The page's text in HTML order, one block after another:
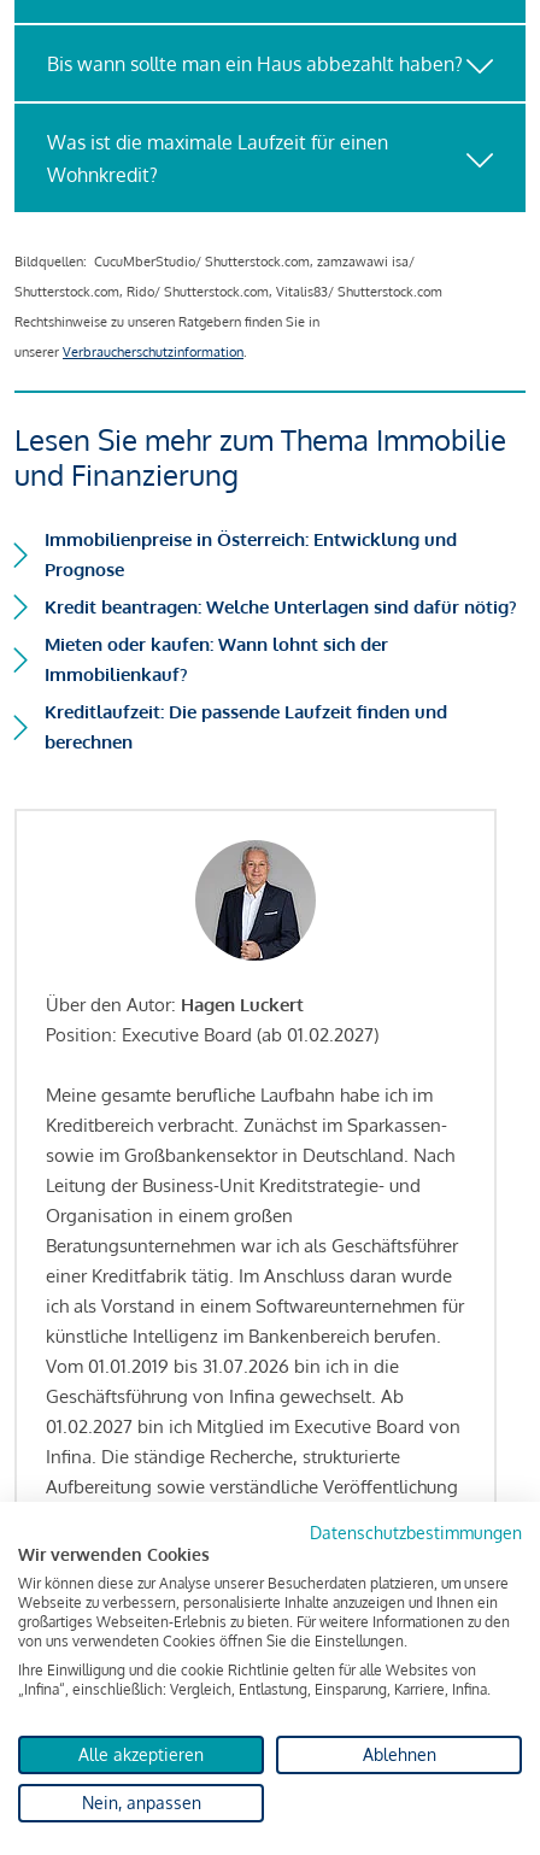
Bis wann sollte man ein Haus abbezahlt haben?
Was ist die maximale Laufzeit für einen
Wohnkredit?
Bildquellen: CucuMberStudio/ Shutterstock.com, zamzawawi isa/
Shutterstock.com, Rido/ Shutterstock.com, Vitalis83/ Shutterstock.com
Rechtshinweise zu unseren Ratgebern finden Sie in
unserer Verbraucherschutzinformation.
Lesen Sie mehr zum Thema Immobilie
und Finanzierung
Immobilienpreise in Österreich: Entwicklung und
Prognose
Kredit beantragen: Welche Unterlagen sind dafür nötig?
Mieten oder kaufen: Wann lohnt sich der
Immobilienkauf?
Kreditlaufzeit: Die passende Laufzeit finden und
berechnen
Über den Autor: Hagen Luckert
Position: Executive Board (ab 01.02.2027)
Meine gesamte berufliche Laufbahn habe ich im
Kreditbereich verbracht. Zunächst im Sparkassen-
sowie im Großbankensektor in Deutschland. Nach
Leitung der Business-Unit Kreditstrategie- und
Organisation in einem großen
Beratungsunternehmen war ich als Geschäftsführer
einer Kreditfabrik tätig. Im Anschluss daran wurde
ich als Vorstand in einem Softwareunternehmen für
künstliche Intelligenz im Bankenbereich berufen.
Vom 01.01.2019 bis 31.07.2026 bin ich in die
Geschäftsführung von Infina gewechselt. Ab
01.02.2027 bin ich Mitglied im Executive Board von
Infina. Die ständige Recherche, strukturierte
Aufbereitung sowie verständliche Veröffentlichung
Kreditgeschäft gehören zu den wesentlichen
Schwerpunktsetzungen meiner Funktion.
Lesen Sie meine Finanzierungs-Tipps
KreditindexDas Wohnkredit Barometer
Datenschutzbestimmungen
Wir verwenden Cookies
Wir können diese zur Analyse unserer Besucherdaten platzieren, um unsere
Webseite zu verbessern, personalisierte Inhalte anzuzeigen und Ihnen ein
großartiges Webseiten-Erlebnis zu bieten. Für weitere Informationen zu den
von uns verwendeten Cookies öffnen Sie die Einstellungen.
Ihre Einwilligung und die cookie Richtlinie gelten für alle Websites von
„Infina“, einschließlich: Vergleich, Entlastung, Einsparung, Karriere, Infina.
Alle akzeptieren Ablehnen
Nein, anpassen